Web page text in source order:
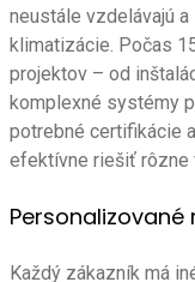
neustále vzdelávajú
klimatizácie. Počas
projektov – od
komplexné systémy
potrebné certifikácie
efektívne riešiť rôzne
Personalizované
Každý zákazník má